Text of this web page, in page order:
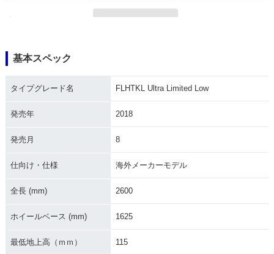
Ultra Limited Lo
Ultra Limited Low
基本スペック
タイプグレード名 FLHTKL Ultra Limited Low
発売年 2018
発売月 8
仕向け・仕様 海外メーカーモデル
全長 (mm) 2600
ホイールベース (mm) 1625
最低地上高（ｍｍ） 115